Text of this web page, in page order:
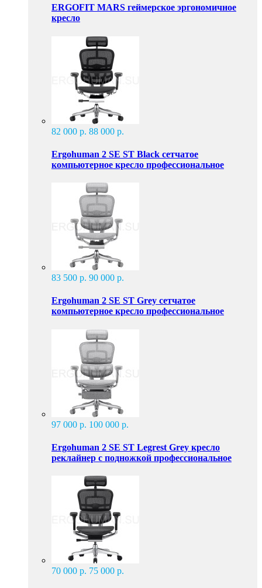
ERGOFIT MARS геймерское эргономичное
кресло
82 000 р. 88 000 р.
Ergohuman 2 SE ST Black сетчатое
компьютерное кресло профессиональное
83 500 р. 90 000 р.
Ergohuman 2 SE ST Grey сетчатое
компьютерное кресло профессиональное
97 000 р. 100 000 р.
Ergohuman 2 SE ST Legrest Grey кресло
реклайнер с подножкой профессиональное
70 000 р. 75 000 р.